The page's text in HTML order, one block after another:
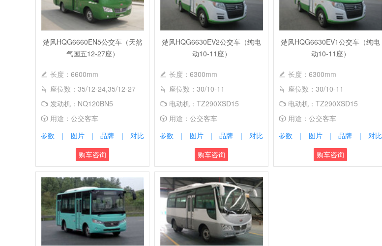
楚风HQG6660EN5公交车（天然
气国五12-27座）
长度：6600mm
座位数：35/12-24,35/12-27
发动机：NQ120BN5
用途：公交客车
参数
| 图片 | 品牌 |
对比
购车咨询
楚风HQG6630EV2公交车（纯电
动10-11座）
长度：6300mm
座位数：30/10-11
电动机：TZ290XSD15
用途：公交客车
参数
| 图片 | 品牌 |
对比
购车咨询
楚风HQG6630EV1公交车（纯电
动10-11座）
长度：6300mm
座位数：30/10-11
电动机：TZ290XSD15
用途：公交客车
参数
| 图片 | 品牌 |
对比
购车咨询